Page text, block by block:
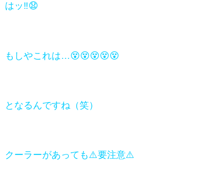
はッ‼️😧
もしやこれは…😵😵😵😵😵
となるんですね（笑）
クーラーがあっても⚠️要注意⚠️